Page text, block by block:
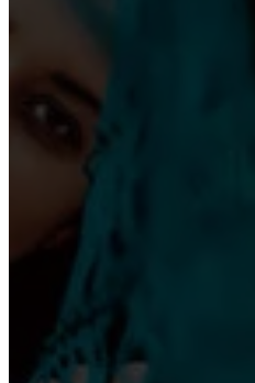
knallerter
BUSINESS
Rekordår for
styrket Esbjerg Havn
Anders Kronborg
nye erhvervsordfører